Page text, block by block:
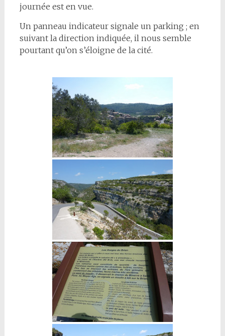
journée est en vue.
Un panneau indicateur signale un parking ; en
suivant la direction indiquée, il nous semble
pourtant qu’on s’éloigne de la cité.